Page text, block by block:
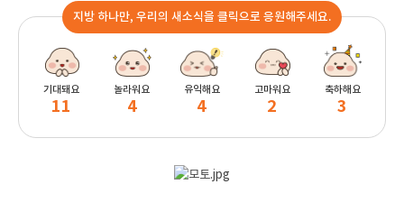
지방 하나만, 우리의 새소식을 클릭으로 응원해주세요.
기대돼요
11
놀라워요
4
유익해요
4
고마워요
2
축하해요
3